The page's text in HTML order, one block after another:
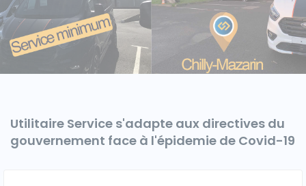
Caisses grands volumes Frigorifiques
Minibus
Voitures de société et Pick-
up
Utilitaire Service s'adapte aux directives du
gouvernement face à l'épidemie de Covid-19